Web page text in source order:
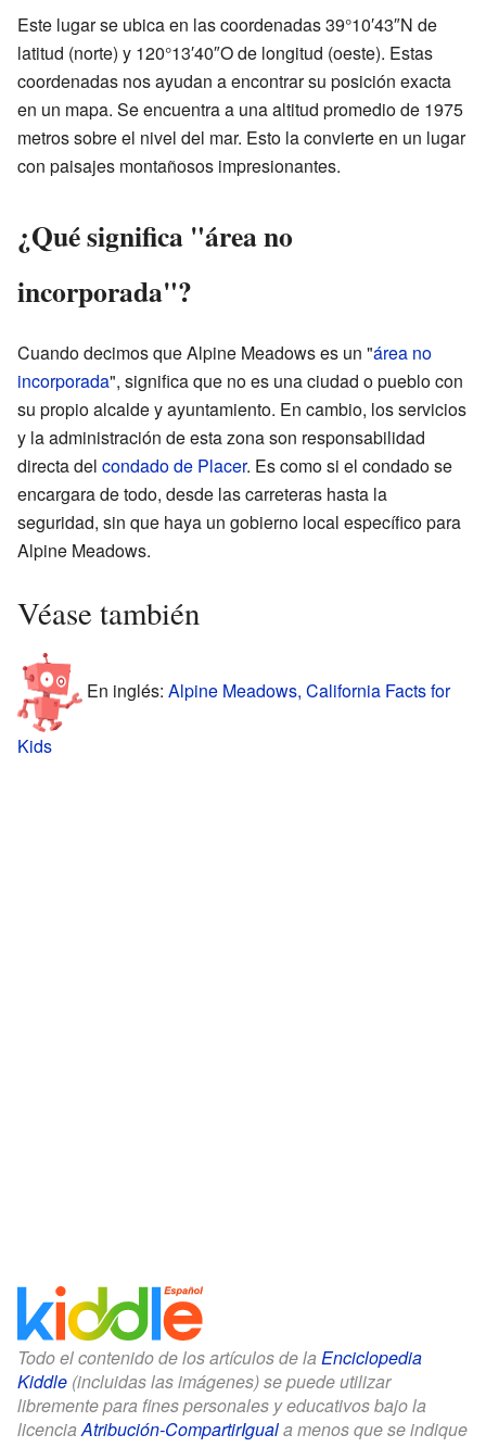
Este lugar se ubica en las coordenadas 39°10′43″N de
latitud (norte) y 120°13′40″O de longitud (oeste). Estas
coordenadas nos ayudan a encontrar su posición exacta
en un mapa. Se encuentra a una altitud promedio de 1975
metros sobre el nivel del mar. Esto la convierte en un lugar
con paisajes montañosos impresionantes.
¿Qué significa "área no
incorporada"?
Cuando decimos que Alpine Meadows es un "área no
incorporada", significa que no es una ciudad o pueblo con
su propio alcalde y ayuntamiento. En cambio, los servicios
y la administración de esta zona son responsabilidad
directa del condado de Placer. Es como si el condado se
encargara de todo, desde las carreteras hasta la
seguridad, sin que haya un gobierno local específico para
Alpine Meadows.
Véase también
En inglés: Alpine Meadows, California Facts for
Kids
Todo el contenido de los artículos de la Enciclopedia
Kiddle (incluidas las imágenes) se puede utilizar
libremente para fines personales y educativos bajo la
licenciaAtribución-CompartirIguala menos que se indique